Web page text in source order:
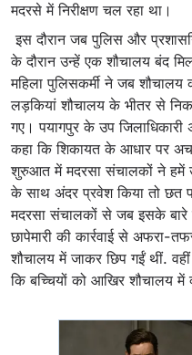
मदरसे में निरीक्षण चल रहा था।
इस दौरान जब पुलिस और
के दौरान उन्हें एक शौचालय बंद
महिला पुलिसकर्मी ने जब
लड़कियां शौचालय के भीतर से
गए। पयागपुर के उप जिलाधिकारी
कहा कि शिकायत के आधार पर
शुरुआत में मदरसा संचालकों ने हमें
के साथ अंदर प्रवेश किया तो छत
मदरसा संचालकों से जब इसके बारे
छापेमारी की कार्रवाई से अफरा-
शौचालय में जाकर छिप गईं थीं.
कि बच्चियों को आखिर शौचालय में